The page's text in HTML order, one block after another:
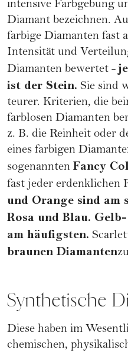
intensive Farbgebung
Diamant bezeichnen.
farbige Diamanten fast
Intensität und
Diamanten bewertet -
ist der Stein. Sie sind
teurer. Kriterien, die
farblosen Diamanten
z. B. die Reinheit oder
eines farbigen
sogenannten Fancy
fast jeder erdenklichen
und Orange sind am
Rosa und Blau.
am häufigsten.
braunen Diamanten
Synthetische
Diese haben im
chemischen,